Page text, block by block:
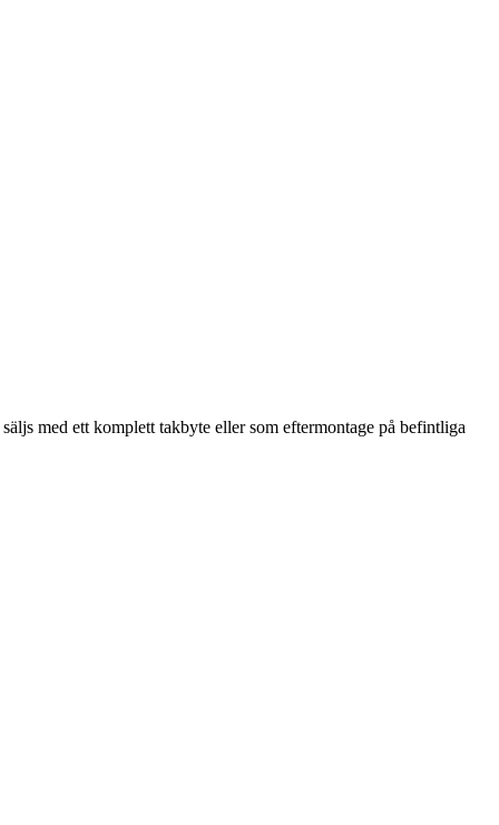
med ett komplett takbyte eller som eftermontage på befintliga